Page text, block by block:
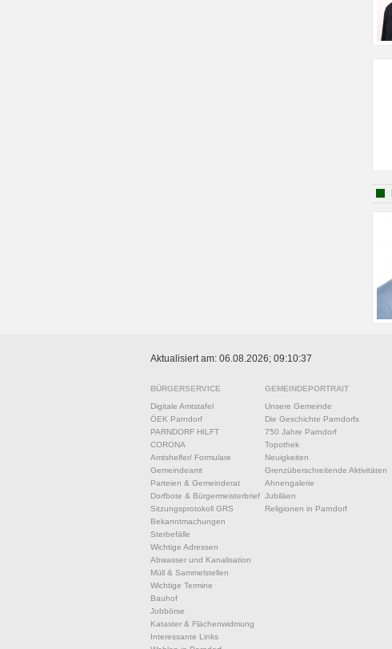
Aktualisiert am: 06.08.2026; 09:10:37
BÜRGERSERVICE
Digitale Amtstafel
ÖEK Parndorf
PARNDORF HILFT
CORONA
Amtshelfer/ Formulare
Gemeindeamt
Parteien & Gemeinderat
Dorfbote & Bürgermeisterbrief
Sitzungsprotokoll GRS
Bekanntmachungen
Sterbefälle
Wichtige Adressen
Abwasser und Kanalisation
Müll & Sammelstellen
Wichtige Termine
Bauhof
Jobbörse
Kataster & Flächenwidmung
Interessante Links
GEMEINDEPORTRAIT
Unsere Gemeinde
Die Geschichte Parndorfs
750 Jahre Parndorf
Topothek
Neuigkeiten
Grenzüberschreitende Aktivitäten
Ahnengalerie
Jubiläen
Religionen in Parndorf